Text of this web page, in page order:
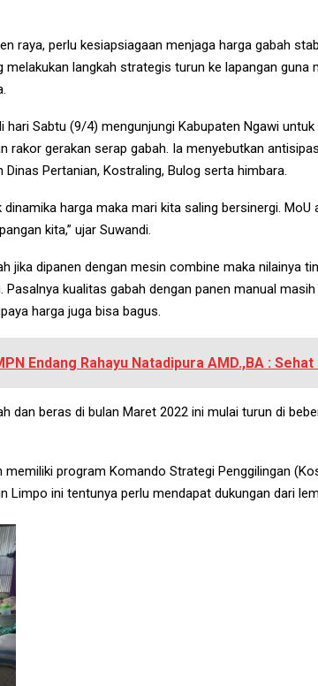
raya, perlu kesiapsiagaan menjaga harga gabah
langkah strategis turun ke lapangan
hari Sabtu (9/4) mengunjungi Kabupaten Ngawi
rakor gerakan serap gabah. Ia menyebutkan
Pertanian, Kostraling, Bulog serta himbara.
harga maka mari kita saling bersinergi.
kita,” ujar Suwandi.
jika dipanen dengan mesin combine maka nilainya
Pasalnya kualitas gabah dengan panen manual
harga juga bisa bagus.
Endang Rahayu Natadipura AMD.,BA :
dan beras di bulan Maret 2022 ini mulai turun di
program Komando Strategi Penggilingan
Limpo ini tentunya perlu mendapat dukungan dari